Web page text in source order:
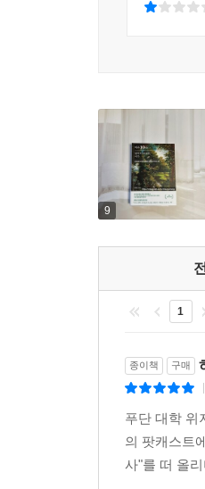
9
1
종이책 구매
푸단 대학 위
의 팟캐스트
사"를 떠 올